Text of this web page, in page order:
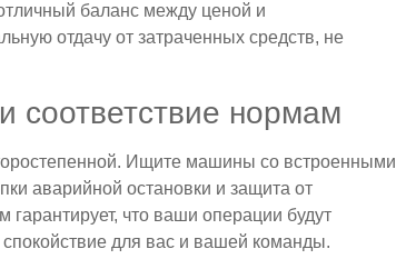
баланс между ценой и
отдачу от затраченных средств, не
соответствие нормам
Ищите машины со встроенными
аварийной остановки и защита от
что ваши операции будут
для вас и вашей команды.